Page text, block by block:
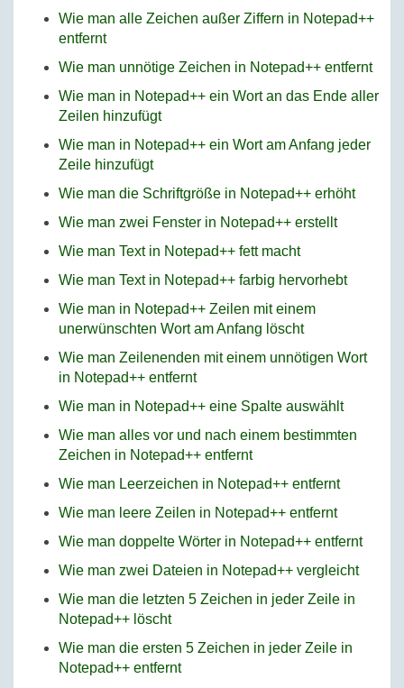
Wie man alle Zeichen außer Ziffern in Notepad++
entfernt
Wie man unnötige Zeichen in Notepad++ entfernt
Wie man in Notepad++ ein Wort an das Ende aller
Zeilen hinzufügt
Wie man in Notepad++ ein Wort am Anfang jeder
Zeile hinzufügt
Wie man die Schriftgröße in Notepad++ erhöht
Wie man zwei Fenster in Notepad++ erstellt
Wie man Text in Notepad++ fett macht
Wie man Text in Notepad++ farbig hervorhebt
Wie man in Notepad++ Zeilen mit einem
unerwünschten Wort am Anfang löscht
Wie man Zeilenenden mit einem unnötigen Wort
in Notepad++ entfernt
Wie man in Notepad++ eine Spalte auswählt
Wie man alles vor und nach einem bestimmten
Zeichen in Notepad++ entfernt
Wie man Leerzeichen in Notepad++ entfernt
Wie man leere Zeilen in Notepad++ entfernt
Wie man doppelte Wörter in Notepad++ entfernt
Wie man zwei Dateien in Notepad++ vergleicht
Wie man die letzten 5 Zeichen in jeder Zeile in
Notepad++ löscht
Wie man die ersten 5 Zeichen in jeder Zeile in
Notepad++ entfernt